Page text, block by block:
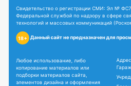
Свидетельство о регистрации СМИ: Эл №
Федеральной службой по надзору в сфере
технологий и массовых коммуникаций
18+ Данный сайт не предназначен для
Любое использование, либо
копирование материалов или
подборки материалов сайта,
элементов дизайна и оформления